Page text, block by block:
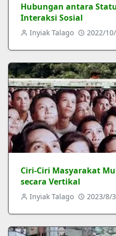
Hubungan antara
Interaksi Sosial
Inyiak Talago 2022/
Ciri-Ciri Masyarakat
secara Vertikal
Inyiak Talago 2023/8/